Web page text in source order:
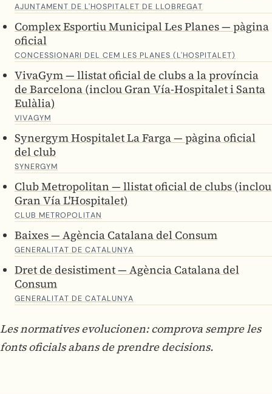
AJUNTAMENT DE L'HOSPITALET DE LLOBREGAT
Complex Esportiu Municipal Les Planes — pàgina
oficial
CONCESSIONARI DEL CEM LES PLANES (L'HOSPITALET)
VivaGym — llistat oficial de clubs a la província
de Barcelona (inclou Gran Vía-Hospitalet i Santa
Eulàlia)
VIVAGYM
Synergym Hospitalet La Farga — pàgina oficial
del club
SYNERGYM
Club Metropolitan — llistat oficial de clubs (inclou
Gran Vía L'Hospitalet)
CLUB METROPOLITAN
Baixes — Agència Catalana del Consum
GENERALITAT DE CATALUNYA
Dret de desistiment — Agència Catalana del
Consum
GENERALITAT DE CATALUNYA
Les normatives evolucionen: comprova sempre les
fonts oficials abans de prendre decisions.